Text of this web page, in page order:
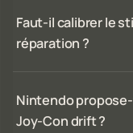
Faut-il calibrer le
réparation ?
Nintendo
Joy-Con drift ?